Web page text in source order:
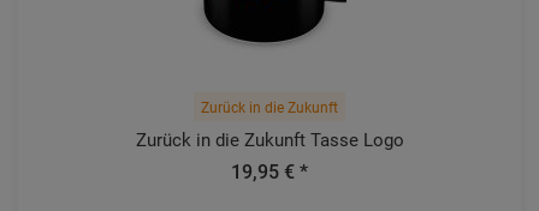
Zurück in die Zukunft
Zurück in die Zukunft Tasse Logo
19,95 € *